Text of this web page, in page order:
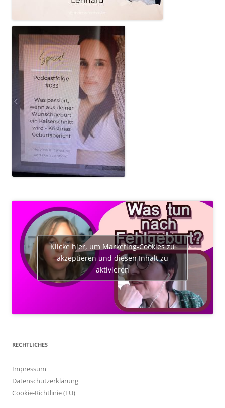
Klicke hier, um Marketing-Cookies zu
akzeptieren und diesen Inhalt zu
aktivieren
RECHTLICHES
Impressum
Datenschutzerklärung
Cookie-Richtlinie (EU)